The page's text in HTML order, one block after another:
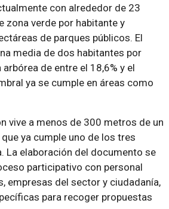
con alrededor de 23
zona verde por habitante y
de parques públicos. El
media de dos habitantes por
de entre el 18,6% y el
ya se cumple en áreas como
vive a menos de 300 metros de un
ya cumple uno de los tres
La elaboración del documento se
participativo con personal
empresas del sector y ciudadanía,
para recoger propuestas